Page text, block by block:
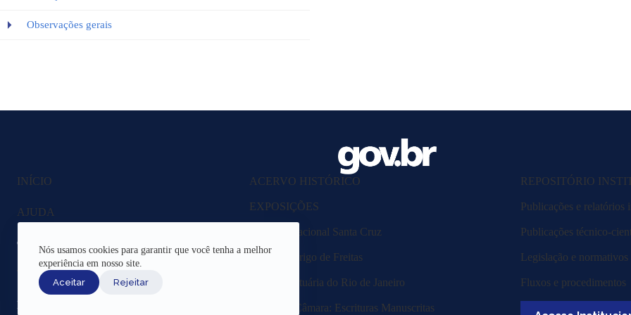
Nós usamos cookies para garantir que você tenha a melhor
experiência em nosso site.
Aceitar
Rejeitar
Observações gerais
INÍCIO
AJUDA
CANAIS DE ATENDIMENTO
TERMOS DE USO
REDES SOCIAIS
ACERVO HISTÓRICO
EXPOSIÇÕES
Fazenda Nacional Santa Cruz
Lagoa Rodrigo de Freitas
Região Portuária do Rio de Janeiro
Livros da Câmara: Escrituras Manuscritas
REPOSITÓRIO
Publicações e relatórios
Publicações técnico-
Legislação e normativos
Fluxos e procedimentos